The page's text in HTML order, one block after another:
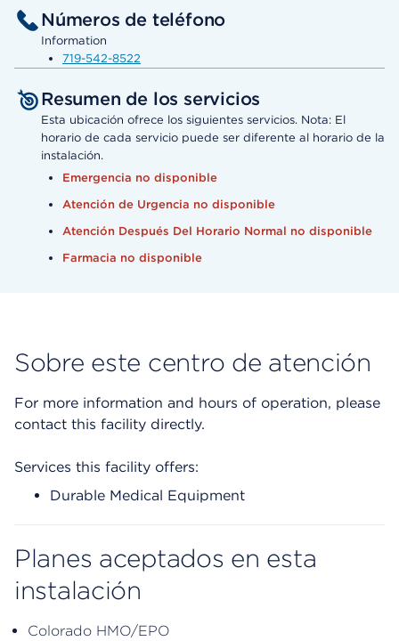
Números de teléfono
Information
719-542-8522
Resumen de los servicios
Esta ubicación ofrece los siguientes servicios. Nota: El
horario de cada servicio puede ser diferente al horario de la
instalación.
Emergencia no disponible
Atención de Urgencia no disponible
Atención Después Del Horario Normal no disponible
Farmacia no disponible
Sobre este centro de atención
For more information and hours of operation, please
contact this facility directly.
Services this facility offers:
Durable Medical Equipment
Planes aceptados en esta
instalación
Colorado HMO/EPO